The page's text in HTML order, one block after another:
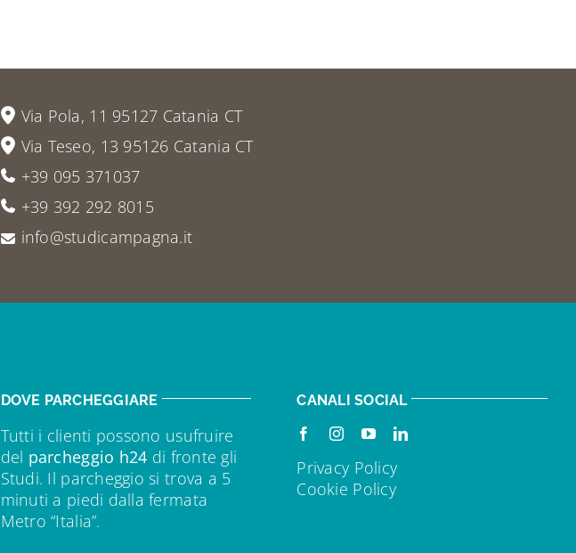
Via Pola, 11 95127 Catania CT
Via Teseo, 13 95126 Catania CT
+39 095 371037
+39 392 292 8015
info@studicampagna.it
DOVE PARCHEGGIARE
Tutti i clienti possono usufruire
del parcheggio h24 di fronte gli
Studi. Il parcheggio si trova a 5
minuti a piedi dalla fermata
Metro “Italia”.
CANALI SOCIAL
Privacy Policy
Cookie Policy